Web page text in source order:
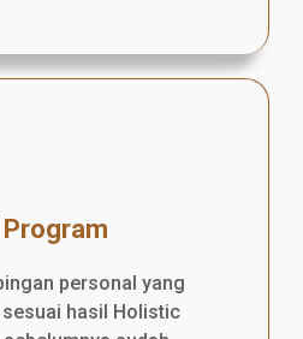
personal yang
hasil Holistic